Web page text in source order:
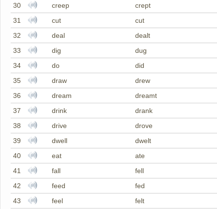
30
creep
crept
31
cut
cut
32
deal
dealt
33
dig
dug
34
do
did
35
draw
drew
36
dream
dreamt
37
drink
drank
38
drive
drove
39
dwell
dwelt
40
eat
ate
41
fall
fell
42
feed
fed
43
feel
felt